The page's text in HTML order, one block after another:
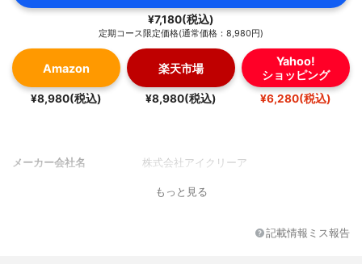
¥7,180(税込)
定期コース限定価格(通常価格：8,980円)
Amazon
¥8,980(税込)
楽天市場
¥8,980(税込)
Yahoo!
ショッピング
¥6,280(税込)
メーカー会社名 株式会社アイクリーア
もっと見る
記載情報ミス報告